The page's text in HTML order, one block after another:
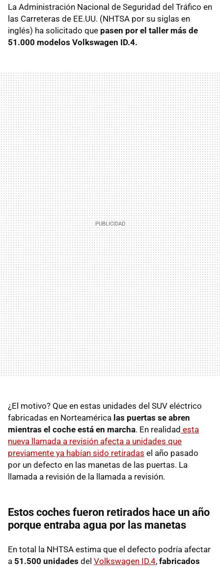
La Administración Nacional de Seguridad del Tráfico en
las Carreteras de EE.UU. (NHTSA por su siglas en
inglés) ha solicitado que pasen por el taller más de
51.000 modelos Volkswagen ID.4.
¿El motivo? Que en estas unidades del SUV eléctrico
fabricadas en Norteamérica las puertas se abren
mientras el coche está en marcha. En realidad esta
nueva llamada a revisión afecta a unidades que
previamente ya habían sido retiradas el año pasado
por un defecto en las manetas de las puertas. La
llamada a revisión de la llamada a revisión.
Estos coches fueron retirados hace un año
porque entraba agua por las manetas
En total la NHTSA estima que el defecto podría afectar
a 51.500 unidades del Volkswagen ID.4, fabricados